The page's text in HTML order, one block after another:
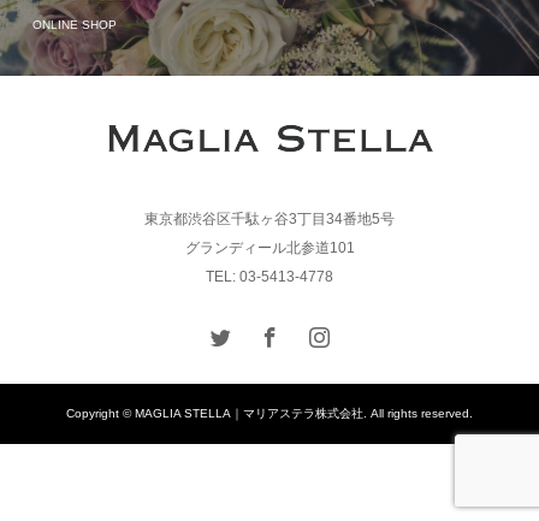
ONLINE SHOP
東京都渋谷区千駄ヶ谷3丁目34番地5号
グランディール北参道101
TEL: 03-5413-4778
Copyright © MAGLIA STELLA｜マリアステラ株式会社. All rights reserved.